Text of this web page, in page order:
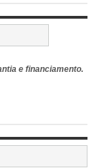
e financiamento.